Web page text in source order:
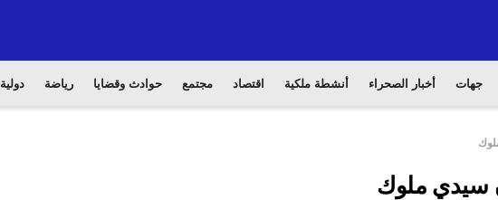
جهات أخبار الصحراء أنشطة ملكية اقتصاد مجتمع حوادث وقضايا رياضة دولية
سيدي ملوك